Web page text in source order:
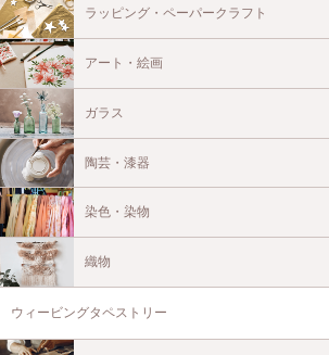
ラッピング・ペーパークラフト
アート・絵画
ガラス
陶芸・漆器
染色・染物
織物
ウィービングタペストリー